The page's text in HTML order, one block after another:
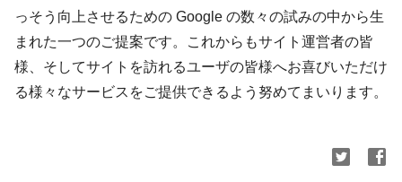
っそう向上させるための Google の数々の試みの中から生
まれた一つのご提案です。これからもサイト運営者の皆
様、そしてサイトを訪れるユーザの皆様へお喜びいただけ
る様々なサービスをご提供できるよう努めてまいります。